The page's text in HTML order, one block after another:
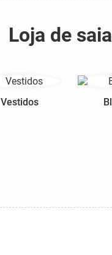
Loja de
Vestidos